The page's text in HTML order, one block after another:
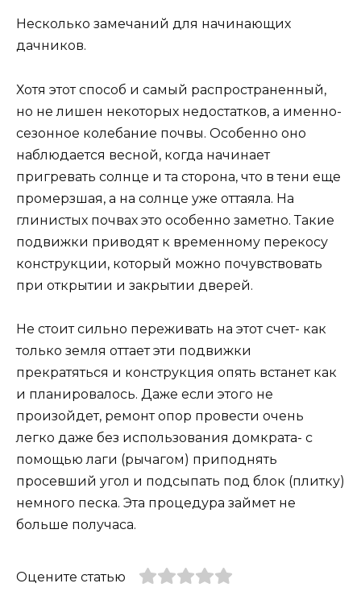
Несколько замечаний для начинающих
дачников.
Хотя этот способ и самый распространенный,
но не лишен некоторых недостатков, а именно-
сезонное колебание почвы. Особенно оно
наблюдается весной, когда начинает
пригревать солнце и та сторона, что в тени еще
промерзшая, а на солнце уже оттаяла. На
глинистых почвах это особенно заметно. Такие
подвижки приводят к временному перекосу
конструкции, который можно почувствовать
при открытии и закрытии дверей.
Не стоит сильно переживать на этот счет- как
только земля оттает эти подвижки
прекратяться и конструкция опять встанет как
и планировалось. Даже если этого не
произойдет, ремонт опор провести очень
легко даже без использования домкрата- с
помощью лаги (рычагом) приподнять
просевший угол и подсыпать под блок (плитку)
немного песка. Эта процедура займет не
больше получаса.
Оцените статью